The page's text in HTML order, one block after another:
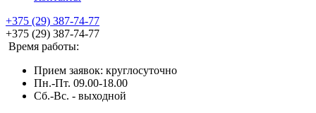
+375 (29) 387-74-77
+375 (29) 387-74-77
Время работы:
Прием заявок: круглосуточно
Пн.-Пт. 09.00-18.00
Cб.-Вс. - выходной